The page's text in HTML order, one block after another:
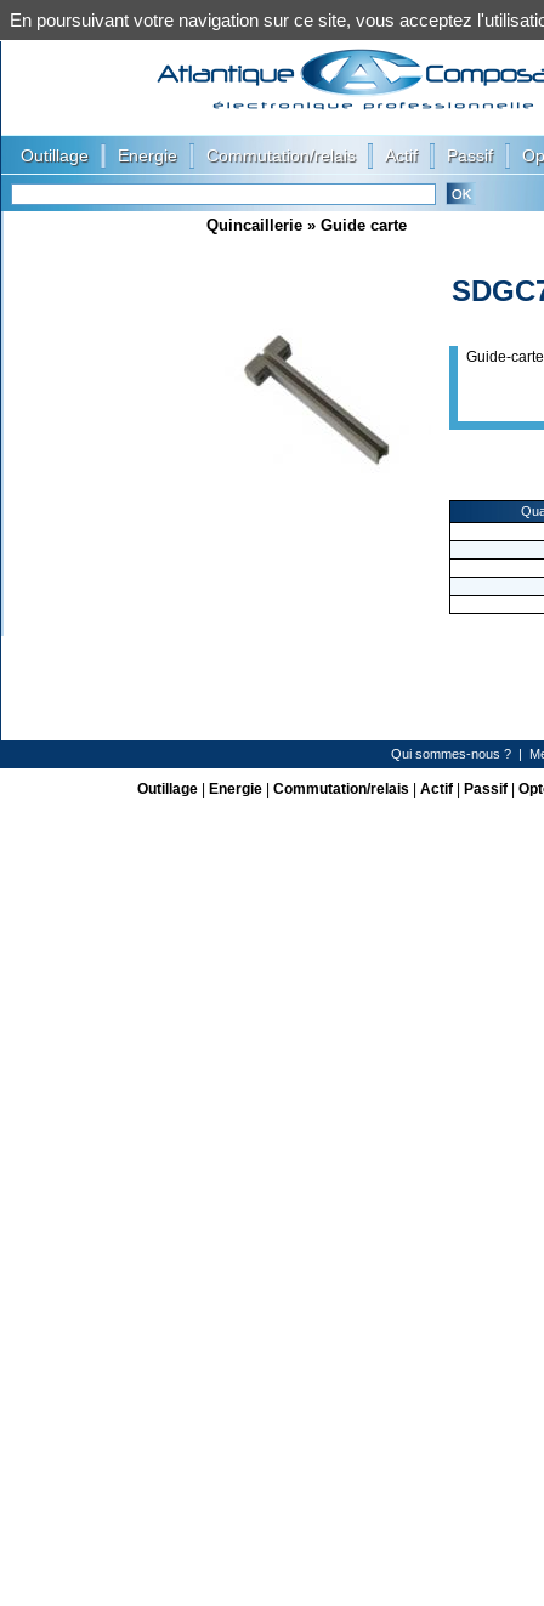
Outillage Energie Commutation/relais Actif Passif
Quincaillerie » Guide carte
Guide-
Qui sommes-nous ? |
Outillage| Energie| Commutation/relais Actif| Passif|
En poursuivant votre navigation sur ce site, vous acceptez